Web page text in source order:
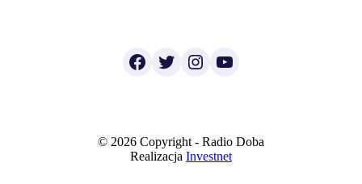
Facebook
TwitterInstagram
YouTube
© 2026 Copyright - Radio Doba
Realizacja Investnet